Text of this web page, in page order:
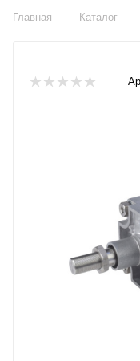
Главная — Каталог —